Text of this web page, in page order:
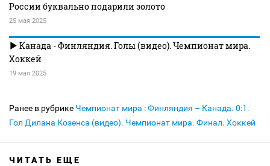
России буквально подарили золото
25 мая 2025
Канада - Финляндия. Голы (видео). Чемпионат мира.
Хоккей
19 мая 2025
Ранее в рубрике Чемпионат мира :Финляндия – Канада. 0:1.
Гол Дилана Козенса (видео). Чемпионат мира. Финал. Хоккей
ЧИТАТЬ ЕЩЕ